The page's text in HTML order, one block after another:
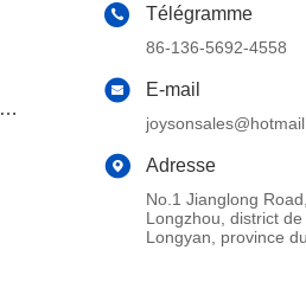
Télégramme
86-136-5692-4558
E-mail
Adresse
No.1 Jianglong
Longzhou, district
Longyan, province